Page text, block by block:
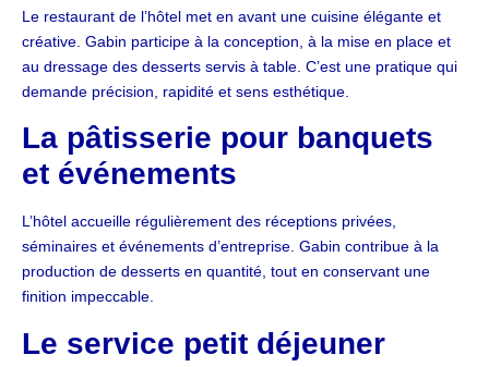
Le restaurant de l’hôtel met en avant une cuisine élégante et
créative. Gabin participe à la conception, à la mise en place et
au dressage des desserts servis à table. C’est une pratique qui
demande précision, rapidité et sens esthétique.
La pâtisserie pour banquets
et événements
L’hôtel accueille régulièrement des réceptions privées,
séminaires et événements d’entreprise. Gabin contribue à la
production de desserts en quantité, tout en conservant une
finition impeccable.
Le service petit déjeuner